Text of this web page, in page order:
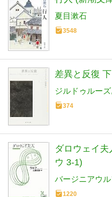
夏目漱石
3548
差異と反復
ジルドゥルーズ
374
ダロウェイ
ウ 3-1)
バージニアウル
1220